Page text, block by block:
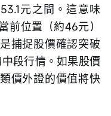
元之間。這意味
前位置（約46元）
捕捉股價確認突破
段行情。如果股價
價外證的價值將快